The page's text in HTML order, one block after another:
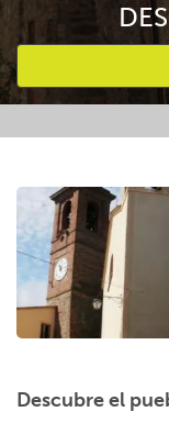
Favourites
Descubre el